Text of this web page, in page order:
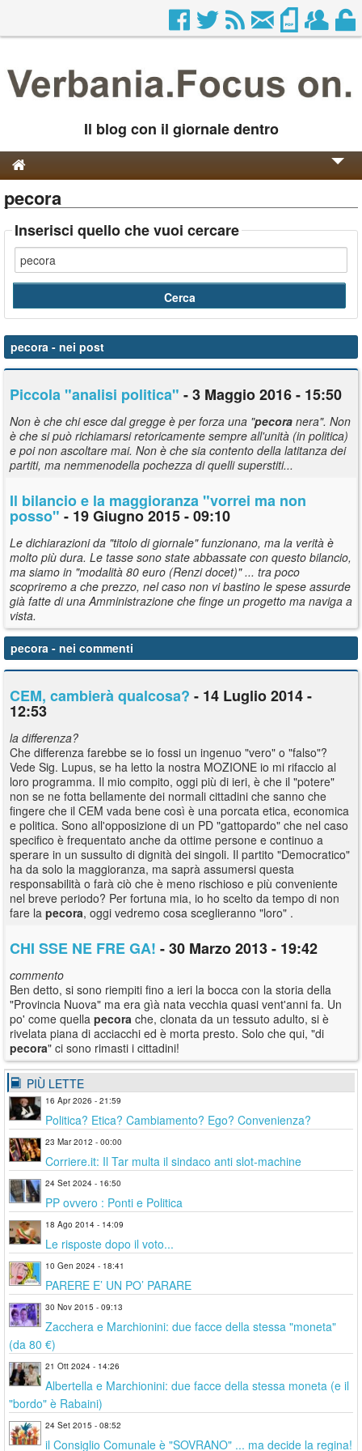
Il blog con il giornale dentro
Genesi e Storia
Contatti
pecora
Inserisci quello che vuoi cercare
pecora - nei post
Piccola "analisi politica" - 3 Maggio 2016 - 15:50
Non è che chi esce dal gregge è per forza una "pecora nera". Non
è che si può richiamarsi retoricamente sempre all'unità (in politica)
e poi non ascoltare mai. Non è che sia contento della latitanza dei
partiti, ma nemmenodella pochezza di quelli superstiti...
Il bilancio e la maggioranza "vorrei ma non
posso" - 19 Giugno 2015 - 09:10
Le dichiarazioni da "titolo di giornale" funzionano, ma la verità è
molto più dura. Le tasse sono state abbassate con questo bilancio,
ma siamo in "modalità 80 euro (Renzi docet)" ... tra poco
scopriremo a che prezzo, nel caso non vi bastino le spese assurde
già fatte di una Amministrazione che finge un progetto ma naviga a
vista.
pecora - nei commenti
CEM, cambierà qualcosa? - 14 Luglio 2014 -
12:53
la differenza?
Che differenza farebbe se io fossi un ingenuo "vero" o "falso"?
Vede Sig. Lupus, se ha letto la nostra MOZIONE io mi rifaccio al
loro programma. Il mio compito, oggi più di ieri, è che il "potere"
non se ne fotta bellamente dei normali cittadini che sanno che
fingere che il CEM vada bene così è una porcata etica, economica
e politica. Sono all'opposizione di un PD "gattopardo" che nel caso
specifico è frequentato anche da ottime persone e continuo a
sperare in un sussulto di dignità dei singoli. Il partito "Democratico"
ha da solo la maggioranza, ma saprà assumersi questa
responsabilità o farà ciò che è meno rischioso e più conveniente
nel breve periodo? Per fortuna mia, io ho scelto da tempo di non
fare la pecora, oggi vedremo cosa sceglieranno "loro" .
CHI SSE NE FRE GA! - 30 Marzo 2013 - 19:42
commento
Ben detto, si sono riempiti fino a ieri la bocca con la storia della
"Provincia Nuova" ma era gìà nata vecchia quasi vent'anni fa. Un
po' come quella pecora che, clonata da un tessuto adulto, si è
rivelata piana di acciacchi ed è morta presto. Solo che qui, "di
pecora" ci sono rimasti i cittadini!
PIÙ LETTE
16 Apr 2026 - 21:59
Politica? Etica? Cambiamento? Ego? Convenienza?
23 Mar 2012 - 00:00
Corriere.it: Il Tar multa il sindaco anti slot-machine
24 Set 2024 - 16:50
PP ovvero : Ponti e Politica
18 Ago 2014 - 14:09
Le risposte dopo il voto...
10 Gen 2024 - 18:41
PARERE E’ UN PO’ PARARE
30 Nov 2015 - 09:13
Zacchera e Marchionini: due facce della stessa "moneta"
(da 80 €)
21 Ott 2024 - 14:26
Albertella e Marchionini: due facce della stessa moneta (e il
"bordo" è Rabaini)
24 Set 2015 - 08:52
il Consiglio Comunale è "SOVRANO" ... ma decide la regina!